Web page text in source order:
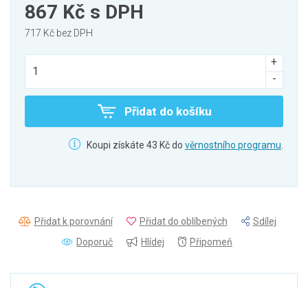
867 Kč s DPH
717 Kč bez DPH
Přidat do košíku
Koupi získáte 43 Kč do věrnostního programu
Přidat k porovnání Přidat do oblíbených
Sdílej
Doporuč
Hlídej Připomeň